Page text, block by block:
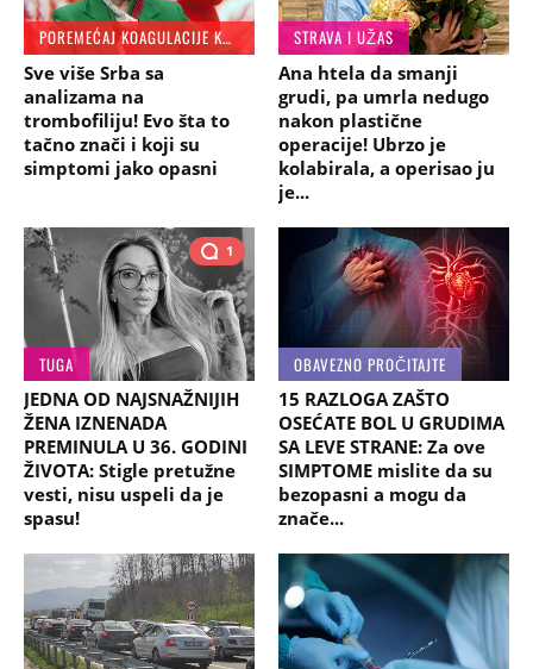
POREMEĆAJ KOAGULACIJE KRVI
Sve više Srba sa
analizama na
trombofiliju! Evo šta to
tačno znači i koji su
simptomi jako opasni
STRAVA I UŽAS
Ana htela da smanji
grudi, pa umrla nedugo
nakon plastične
operacije! Ubrzo je
kolabirala, a operisao ju
je...
1
TUGA
JEDNA OD NAJSNAŽNIJIH
ŽENA IZNENADA
PREMINULA U 36. GODINI
ŽIVOTA: Stigle pretužne
vesti, nisu uspeli da je
spasu!
OBAVEZNO PROČITAJTE
15 RAZLOGA ZAŠTO
OSEĆATE BOL U GRUDIMA
SA LEVE STRANE: Za ove
SIMPTOME mislite da su
bezopasni a mogu da
znače...